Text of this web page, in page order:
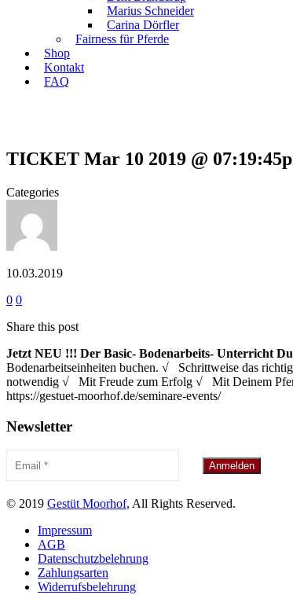
Marius Schneider
Carina Dörfler
Fairness für Pferde
Shop
Kontakt
FAQ
TICKET Mar 10 2019 @
Categories
10.03.2019
0 0
Share this post
Jetzt NEU !!! Der Basic- Bodenarbeits- Unterricht
Bodenarbeitseinheiten buchen. √ Schrittweise das
notwendig √ Mit Freude zum Erfolg √ Mit Deinem
https://gestuet-moorhof.de/seminare-events/
Newsletter
© 2019 Gestüt Moorhof, All Rights Reserved.
Impressum
AGB
Datenschutzbelehrung
Zahlungsarten
Widerrufsbelehrung